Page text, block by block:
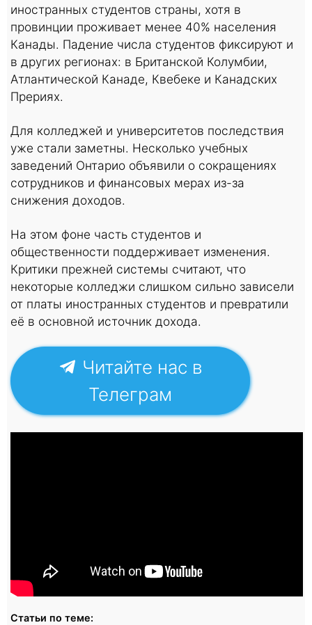
иностранных студентов страны, хотя в
провинции проживает менее 40% населения
Канады. Падение числа студентов фиксируют и
в других регионах: в Британской Колумбии,
Атлантической Канаде, Квебеке и Канадских
Прериях.
Для колледжей и университетов последствия
уже стали заметны. Несколько учебных
заведений Онтарио объявили о сокращениях
сотрудников и финансовых мерах из-за
снижения доходов.
На этом фоне часть студентов и
общественности поддерживает изменения.
Критики прежней системы считают, что
некоторые колледжи слишком сильно зависели
от платы иностранных студентов и превратили
её в основной источник дохода.
Читайте нас в
Телеграм
Статьи по теме: